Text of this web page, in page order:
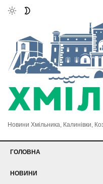
Новини Хмільника, Калинівки,
ГОЛОВНА
НОВИНИ